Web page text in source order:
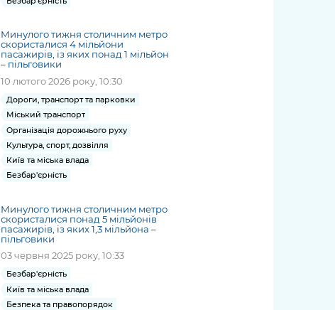
Минулого тижня столичним метро
скористалися 4 мільйони
пасажирів, із яких понад 1 мільйон
– пільговики
10 лютого 2026 року, 10:30
Дороги, транспорт та парковки
Міський транспорт
Організація дорожнього руху
Культура, спорт, дозвілля
Київ та міська влада
Безбар'єрність
Минулого тижня столичним метро
скористалися понад 5 мільйонів
пасажирів, із яких 1,3 мільйона –
пільговики
03 червня 2025 року, 10:33
Безбар'єрність
Київ та міська влада
Безпека та правопорядок